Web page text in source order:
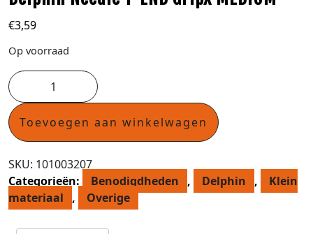
€3,59
Op voorraad
Toevoegen aan winkelwagen
SKU: 101003207
Categorieën:
Benodigdheden , Delphin ,
Klein
materiaal
, Overige